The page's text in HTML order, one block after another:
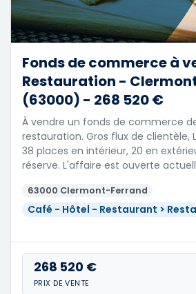
Fonds de commerce à
Restauration -
(63000) - 268 520 €
À vendre un fonds de commerce
restauration. Gros flux de clientèle,
38 places en intérieur, 20 en
réserve. L'affaire est ouverte
63000 Clermont-Ferrand
Café - Hôtel - Restaurant >
268 520 €
PRIX DE VENTE